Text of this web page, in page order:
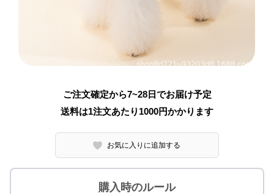
ご注文確定から7~28日でお届け予定
送料は1注文あたり 1000円かかります
お気に入りに追加する
購入時のルール